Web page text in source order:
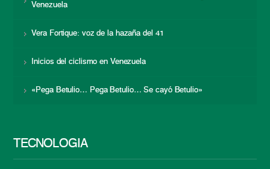
Venezuela
Vera Fortique: voz de la hazaña del 41
Inicios del ciclismo en Venezuela
«Pega Betulio… Pega Betulio… Se cayó Betulio»
TECNOLOGÍA